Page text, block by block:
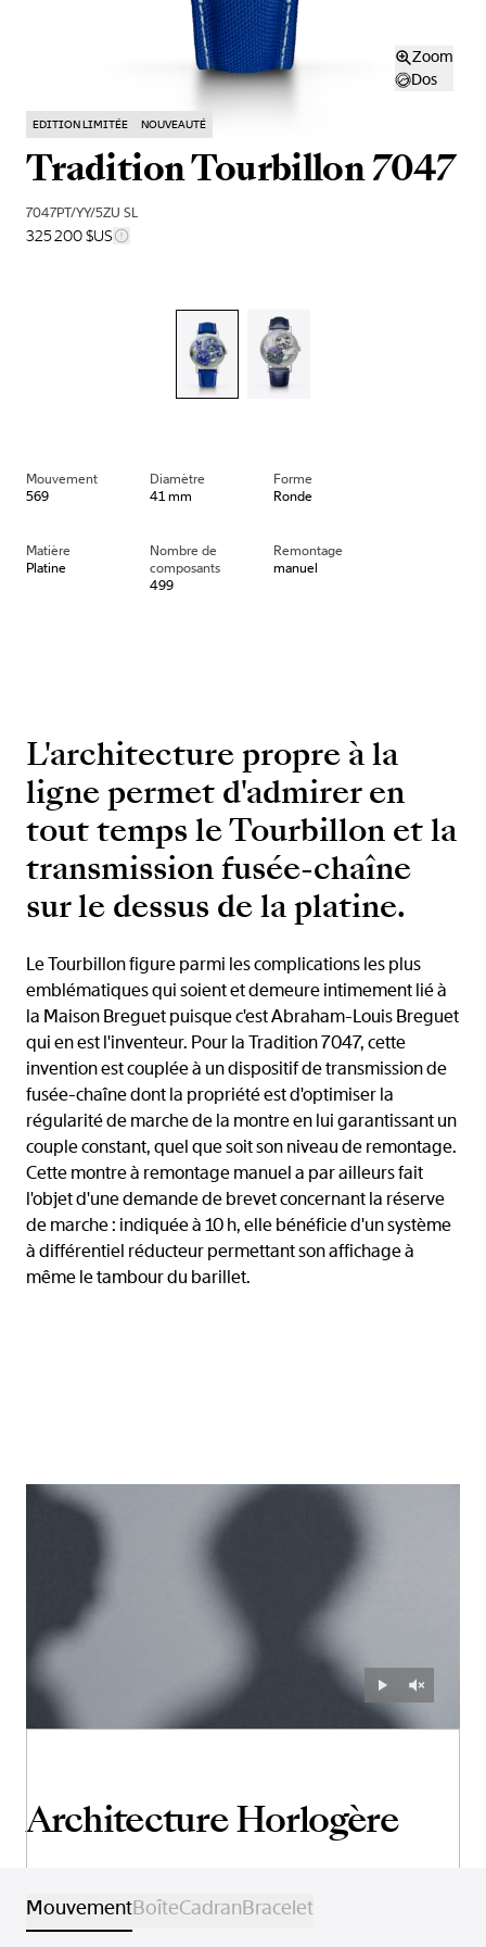
Zoom
Dos
EDITION LIMITÉE NOUVEAUTÉ
Tradition Tourbillon 7047
7047PT/YY/5ZU SL
325 200 $US
Mouvement
569
Diamètre
41 mm
Forme
Ronde
Matière
Platine
Nombre de
composants
499
Remontage
manuel
L'architecture propre à la
ligne permet d'admirer en
tout temps le Tourbillon et la
transmission fusée-chaîne
sur le dessus de la platine.
Le Tourbillon figure parmi les complications les plus
emblématiques qui soient et demeure intimement lié à
la Maison Breguet puisque c'est Abraham-Louis Breguet
qui en est l'inventeur. Pour la Tradition 7047, cette
invention est couplée à un dispositif de transmission de
fusée-chaîne dont la propriété est d'optimiser la
régularité de marche de la montre en lui garantissant un
couple constant, quel que soit son niveau de remontage.
Cette montre à remontage manuel a par ailleurs fait
l'objet d'une demande de brevet concernant la réserve
de marche : indiquée à 10 h, elle bénéficie d'un système
à différentiel réducteur permettant son affichage à
même le tambour du barillet.
Architecture Horlogère
MouvementBoîteCadranBracelet